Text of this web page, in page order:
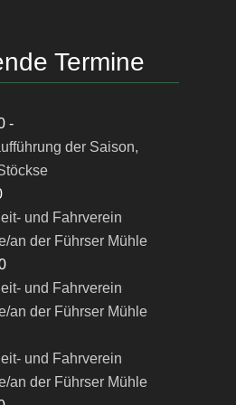
Termine
-
der Saison,
und Fahrverein
an der Führser Mühle
und Fahrverein
an der Führser Mühle
und Fahrverein
an der Führser Mühle